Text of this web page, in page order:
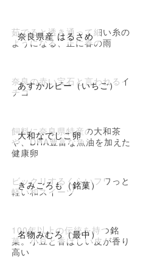
奈良県産 はるさめ
茹でると透き通って細い糸の
ようになる、正に春の雨
あすかルビー（いちご）
奈良の赤い宝石と言われるイ
チゴ
大和なでしこ卵
飼料に奈良県特産の大和茶
や、DHA豊富な魚油を加えた
健康卵
きみごろも（銘菓）
ビックリするくらいフワっと
軽い和スイーツ
名物みむろ（最中）
100年以上の伝統を持つ銘
菓。小豆と香ばしい皮が香り
高い